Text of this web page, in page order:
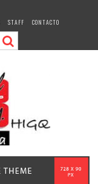
STAFF CONTACTO